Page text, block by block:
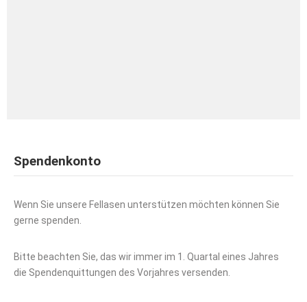
Spendenkonto
Wenn Sie unsere Fellasen unterstützen möchten können Sie
gerne spenden.
Bitte beachten Sie, das wir immer im 1. Quartal eines Jahres
die Spendenquittungen des Vorjahres versenden.